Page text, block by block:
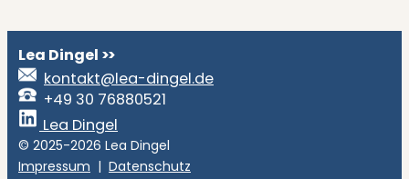
Lea Dingel >>
kontakt@lea-dingel.de
+49 30 76880521
Lea Dingel
© 2025-2026 Lea Dingel
Impressum | Datenschutz